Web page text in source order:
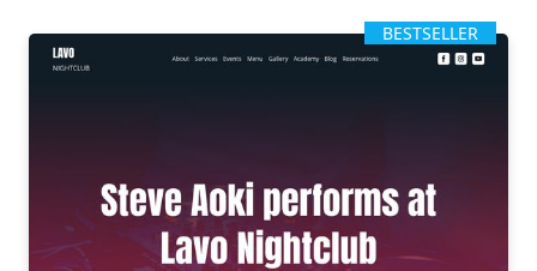
BESTSELLER